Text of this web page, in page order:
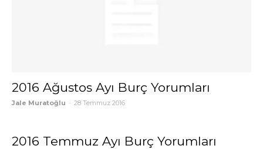
2016 Ağustos Ayı Burç Yorumları
Jale Muratoğlu - 28 Temmuz 2016
2016 Temmuz Ayı Burç Yorumları